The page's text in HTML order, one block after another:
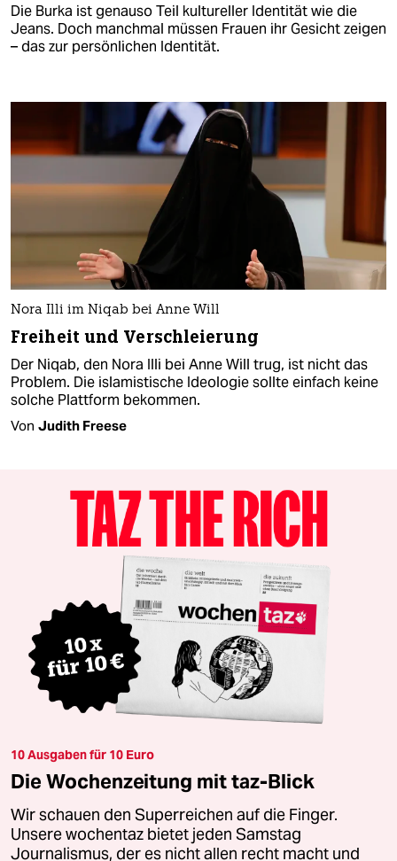
Die Burka ist genauso Teil kultureller Identität wie die
Jeans. Doch manchmal müssen Frauen ihr Gesicht zeigen
– das zur persönlichen Identität.
Nora Illi im Niqab bei Anne Will
Freiheit und Verschleierung
Der Niqab, den Nora Illi bei Anne Will trug, ist nicht das
Problem. Die islamistische Ideologie sollte einfach keine
solche Plattform bekommen.
Von Judith Freese
10 Ausgaben für 10 Euro
Die Wochenzeitung mit taz-Blick
Wir schauen den Superreichen auf die Finger.
Unsere wochentaz bietet jeden Samstag
Journalismus, der es nicht allen recht macht und